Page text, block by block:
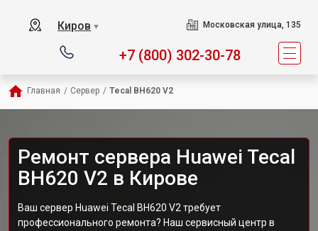
Киров ▼ Московская улица, 135
+7 (800) 302-30-78
Главная / Сервер / Tecal BH620 V2
Ремонт сервера Huawei Tecal
BH620 V2 в Кирове
Ваш сервер Huawei Tecal BH620 V2 требует
профессионального ремонта? Наш сервисный центр в